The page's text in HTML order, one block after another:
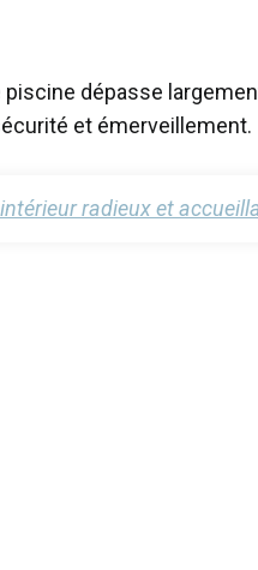
dépasse
et émerveillement.
radieux et